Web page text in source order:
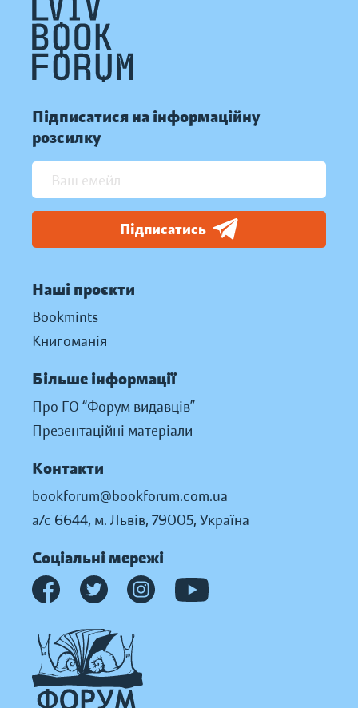
Підписатися на інформаційну
розсилку
Підписатись
Наші проєкти
Bookmints
Книгоманія
Більше інформації
Про ГО “Форум видавців”
Презентаційні матеріали
Контакти
bookforum@bookforum.com.ua
а/с 6644, м. Львів, 79005, Україна
Соціальні мережі